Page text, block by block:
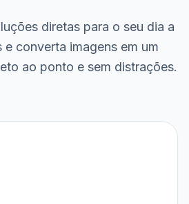
diretas para o seu dia a
e converta imagens em um
ao ponto e sem distrações.